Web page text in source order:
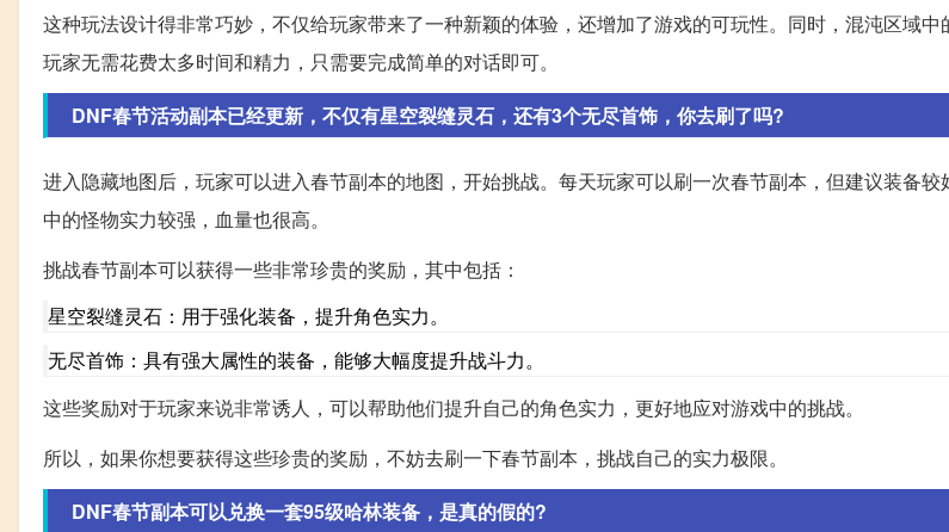
这种玩法设计得非常巧妙，不仅给玩家带来了一种新颖的体验，还增加了游戏的可玩性。同时，混沌区域中
玩家无需花费太多时间和精力，只需要完成简单的对话即可。
DNF春节活动副本已经更新，不仅有星空裂缝灵石，还有3个无尽首饰，你去刷了吗?
进入隐藏地图后，玩家可以进入春节副本的地图，开始挑战。每天玩家可以刷一次春节副本，但建议装备
中的怪物实力较强，血量也很高。
挑战春节副本可以获得一些非常珍贵的奖励，其中包括：
星空裂缝灵石：用于强化装备，提升角色实力。
无尽首饰：具有强大属性的装备，能够大幅度提升战斗力。
这些奖励对于玩家来说非常诱人，可以帮助他们提升自己的角色实力，更好地应对游戏中的挑战。
所以，如果你想要获得这些珍贵的奖励，不妨去刷一下春节副本，挑战自己的实力极限。
DNF春节副本可以兑换一套95级哈林装备，是真的假的?